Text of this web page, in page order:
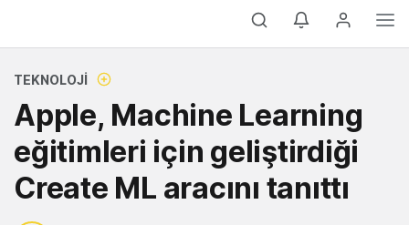
TEKNOLOJI
Apple, Machine Learning
eğitimleri için geliştirdiği
Create ML aracını tanıttı